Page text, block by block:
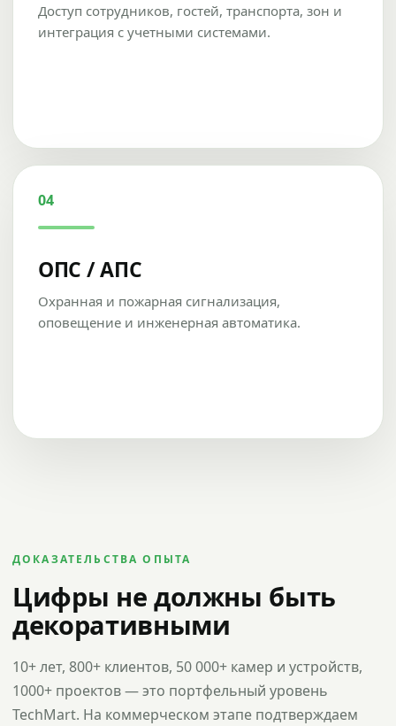
Доступ сотрудников, гостей, транспорта, зон и
интеграция с учетными системами.
04
ОПС / АПС
Охранная и пожарная сигнализация,
оповещение и инженерная автоматика.
ДОКАЗАТЕЛЬСТВА ОПЫТА
Цифры не должны быть
декоративными
10+ лет, 800+ клиентов, 50 000+ камер и устройств,
1000+ проектов — это портфельный уровень
TechMart. На коммерческом этапе подтверждаем